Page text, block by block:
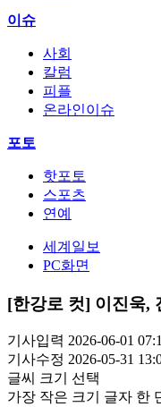
이슈
사회
칼럼
피플
온라인이슈
포토
핫포토
스포츠
연예
세계일보
PC화면
[한강로 컷] 이진욱,
기사입력 2026-06-01
기사수정 2026-05-31
글씨 크기 선택
가장 작은 크기 글자 한